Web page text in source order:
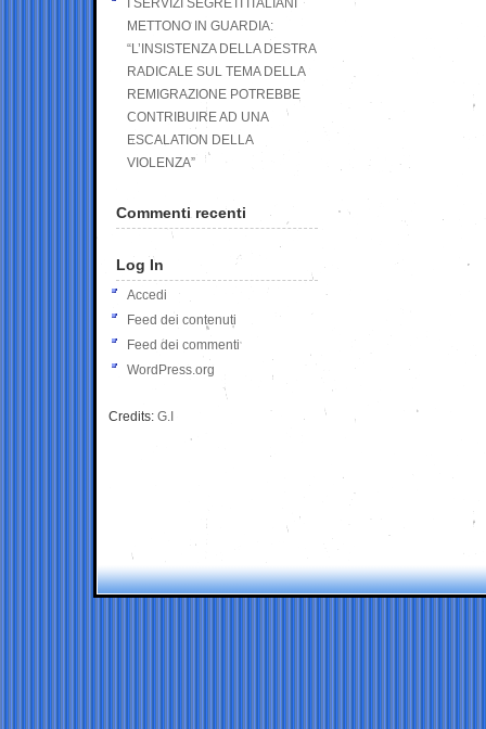
I SERVIZI SEGRETI ITALIANI
METTONO IN GUARDIA:
“L’INSISTENZA DELLA DESTRA
RADICALE SUL TEMA DELLA
REMIGRAZIONE POTREBBE
CONTRIBUIRE AD UNA
ESCALATION DELLA
VIOLENZA”
Commenti recenti
Log In
Accedi
Feed dei contenuti
Feed dei commenti
WordPress.org
Credits: G.I